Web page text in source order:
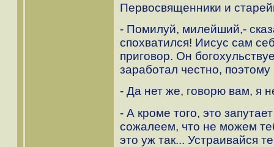
Первосвященники и
- Помилуй, милейший,-
спохватился! Иисус сам
приговор. Он
заработал честно,
- Да нет же, говорю вам, я
- А кроме того, это
сожалеем, что не можем
это уж так... Устраивайся